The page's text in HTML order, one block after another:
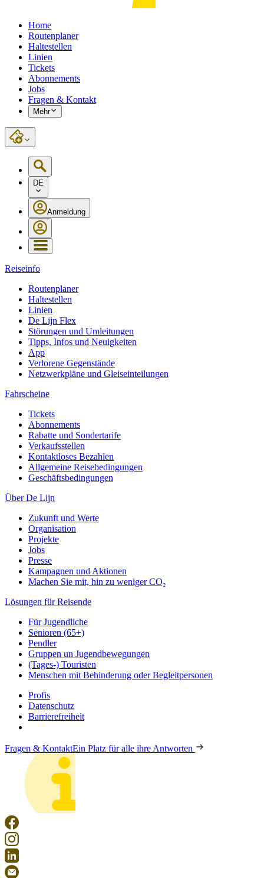
Home
Routenplaner
Haltestellen
Linien
Tickets
Abonnements
Jobs
Fragen & Kontakt
Mehr
DE
Anmeldung
Reiseinfo
Routenplaner
Haltestellen
Linien
De Lijn Flex
Störungen und Umleitungen
Tipps, Infos und Neuigkeiten
App
Verlorene Gegenstände
Netzwerkpläne und Gleiseinteilungen
Fahrscheine
Tickets
Abonnements
Rabatte und Sondertarife
Verkaufsstellen
Kontaktloses Bezahlen
Allgemeine Reisebedingungen
Geschäftsbedingungen
Über De Lijn
Zukunft und Werte
Organisation
Projekte
Jobs
Presse
Kampagnen und Aktionen
Machen Sie mit, hin zu weniger CO₂
Lösungen für Reisende
Für Jugendliche
Senioren (65+)
Pendler
Gruppen un Jugendbewegungen
(Tages-) Touristen
Menschen mit Behinderung oder Begleitpersonen
Profis
Datenschutz
Barrierefreiheit
Fragen & KontaktEin Platz für alle ihre Antworten